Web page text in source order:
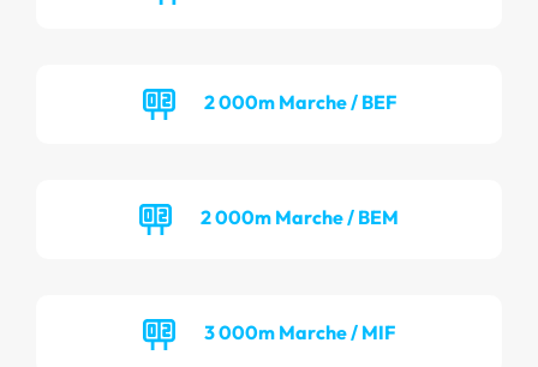
2 000m Marche / BEF
2 000m Marche / BEM
3 000m Marche / MIF